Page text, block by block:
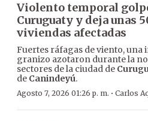
Violento temporal
Curuguaty y deja unas
viviendas afectadas
Fuertes ráfagas de viento, una
granizo azotaron durante la
sectores de la ciudad de
de Canindeyú.
Agosto 7, 2026 01:26 p. m. · Carlos